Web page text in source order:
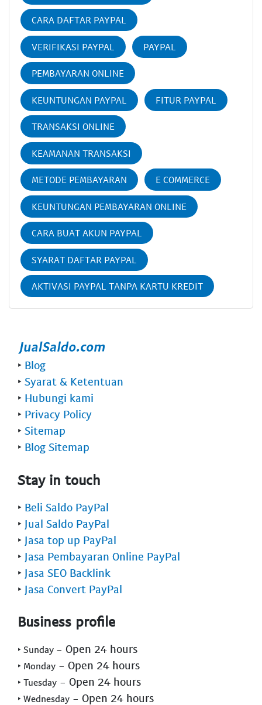
CARA DAFTAR PAYPAL
VERIFIKASI PAYPAL PAYPAL
PEMBAYARAN ONLINE
KEUNTUNGAN PAYPAL FITUR PAYPAL
TRANSAKSI ONLINE
KEAMANAN TRANSAKSI
METODE PEMBAYARAN E COMMERCE
KEUNTUNGAN PEMBAYARAN ONLINE
CARA BUAT AKUN PAYPAL
SYARAT DAFTAR PAYPAL
AKTIVASI PAYPAL TANPA KARTU KREDIT
‣ Blog
‣ Syarat & Ketentuan
‣ Hubungi kami
‣ Privacy Policy
‣ Sitemap
‣ Blog Sitemap
Stay in touch
‣ Beli Saldo PayPal
‣ Jual Saldo PayPal
‣ Jasa top up PayPal
‣ Jasa Pembayaran Online PayPal
‣ Jasa SEO Backlink
‣ Jasa Convert PayPal
Business profile
‣ Sunday - Open 24 hours
‣ Monday - Open 24 hours
‣ Tuesday - Open 24 hours
‣ Wednesday - Open 24 hours